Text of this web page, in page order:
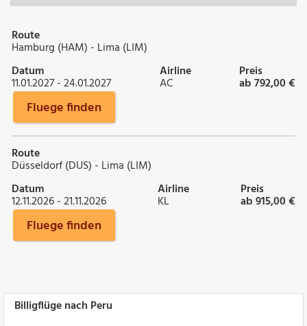
Route
Hamburg (HAM) - Lima (LIM)
Datum
11.01.2027 - 24.01.2027
Airline
AC
Preis
ab 792,00 €
Fluege finden
Route
Düsseldorf (DUS) - Lima (LIM)
Datum
12.11.2026 - 21.11.2026
Airline
KL
Preis
ab 915,00 €
Fluege finden
Billigflüge nach Peru